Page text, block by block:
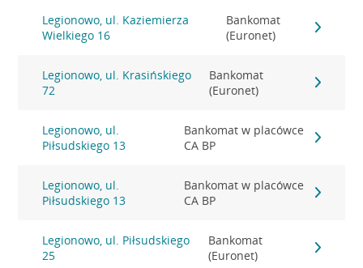
Legionowo, ul. Kaziemierza
Wielkiego 16
Bankomat
(Euronet)
Legionowo, ul. Krasińskiego
72
Bankomat
(Euronet)
Legionowo, ul.
Piłsudskiego 13
Bankomat w placówce
CA BP
Legionowo, ul.
Piłsudskiego 13
Bankomat w placówce
CA BP
Legionowo, ul. Piłsudskiego
25
Bankomat
(Euronet)